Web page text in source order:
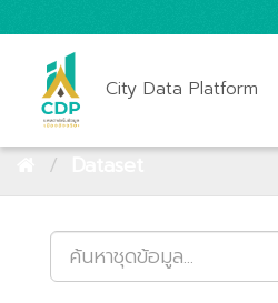
City Data Platform